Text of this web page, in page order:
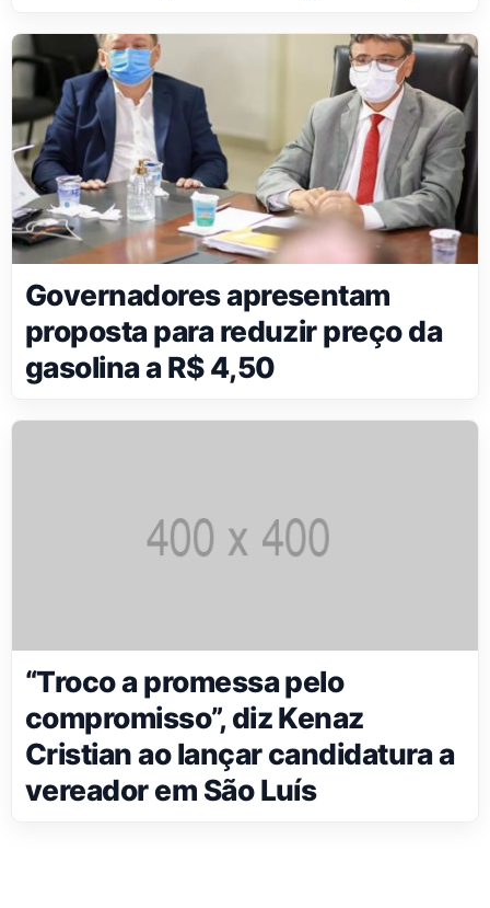
Governadores apresentam
proposta para reduzir preço da
gasolina a R$ 4,50
“Troco a promessa pelo
compromisso”, diz Kenaz
Cristian ao lançar candidatura a
vereador em São Luís